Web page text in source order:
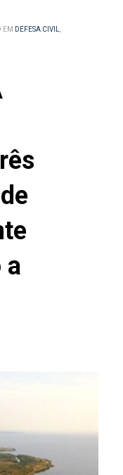
EM DEFESA CIVIL,
a